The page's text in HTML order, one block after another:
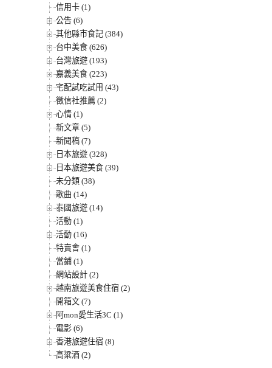
信用卡 (1)
公告 (6)
其他縣市食記 (384)
台中美食 (626)
台灣旅遊 (193)
嘉義美食 (223)
宅配試吃試用 (43)
徵信社推薦 (2)
心情 (1)
新文章 (5)
新聞稿 (7)
日本旅遊 (328)
日本旅遊美食 (39)
未分類 (38)
歌曲 (14)
泰國旅遊 (14)
活動 (1)
活動 (16)
特賣會 (1)
當鋪 (1)
網站設計 (2)
越南旅遊美食住宿 (2)
開箱文 (7)
阿mon愛生活3C (1)
電影 (6)
香港旅遊住宿 (8)
高粱酒 (2)